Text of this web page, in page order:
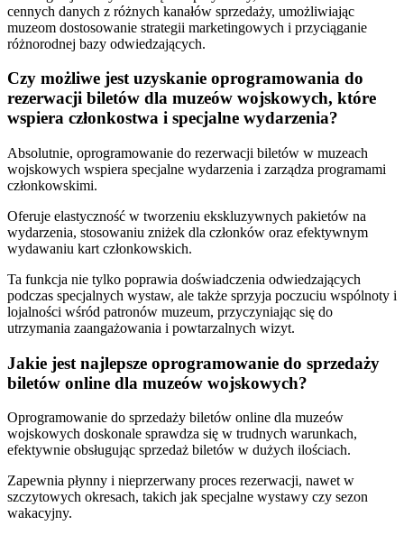
cennych danych z różnych kanałów sprzedaży, umożliwiając
muzeom dostosowanie strategii marketingowych i przyciąganie
różnorodnej bazy odwiedzających.
Czy możliwe jest uzyskanie oprogramowania do
rezerwacji biletów dla muzeów wojskowych, które
wspiera członkostwa i specjalne wydarzenia?
Absolutnie, oprogramowanie do rezerwacji biletów w muzeach
wojskowych wspiera specjalne wydarzenia i zarządza programami
członkowskimi.
Oferuje elastyczność w tworzeniu ekskluzywnych pakietów na
wydarzenia, stosowaniu zniżek dla członków oraz efektywnym
wydawaniu kart członkowskich.
Ta funkcja nie tylko poprawia doświadczenia odwiedzających
podczas specjalnych wystaw, ale także sprzyja poczuciu wspólnoty i
lojalności wśród patronów muzeum, przyczyniając się do
utrzymania zaangażowania i powtarzalnych wizyt.
Jakie jest najlepsze oprogramowanie do sprzedaży
biletów online dla muzeów wojskowych?
Oprogramowanie do sprzedaży biletów online dla muzeów
wojskowych doskonale sprawdza się w trudnych warunkach,
efektywnie obsługując sprzedaż biletów w dużych ilościach.
Zapewnia płynny i nieprzerwany proces rezerwacji, nawet w
szczytowych okresach, takich jak specjalne wystawy czy sezon
wakacyjny.